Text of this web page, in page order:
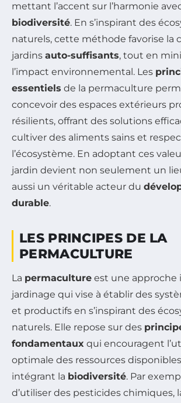
mettant l’accent sur l’harmonie
biodiversité. En s’inspirant des
naturels, cette méthode favorise la
jardins auto-suffisants, tout en
l’impact environnemental. Les
essentiels de la permaculture
concevoir des espaces extérieurs
résilients, offrant des solutions
cultiver des aliments sains et
l’écosystème. En adoptant ces
jardin devient non seulement un
aussi un véritable acteur du
durable.
LES PRINCIPES DE LA
PERMACULTURE
La permaculture est une approche
jardinage qui vise à établir des
et productifs en s’inspirant des
naturels. Elle repose sur des
fondamentaux qui encouragent
optimale des ressources
intégrant la biodiversité. Par
d’utiliser des pesticides chimiques,